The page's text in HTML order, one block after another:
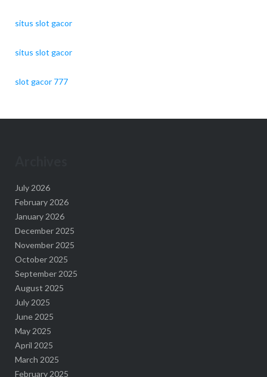
situs slot gacor
situs slot gacor
slot gacor 777
July 2026
February 2026
January 2026
December 2025
November 2025
October 2025
September 2025
August 2025
July 2025
June 2025
May 2025
April 2025
March 2025
February 2025